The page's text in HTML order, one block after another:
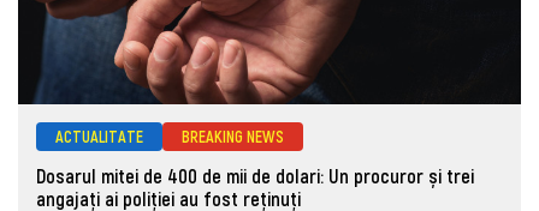
ACTUALITATE BREAKING NEWS
Dosarul mitei de 400 de mii de dolari: Un procuror și trei
angajați ai poliției au fost reținuți